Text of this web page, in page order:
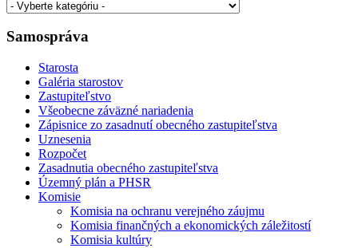
Samospráva
Starosta
Galéria starostov
Zastupiteľstvo
Všeobecne záväzné nariadenia
Zápisnice zo zasadnutí obecného zastupiteľstva
Uznesenia
Rozpočet
Zasadnutia obecného zastupiteľstva
Územný plán a PHSR
Komisie
Komisia na ochranu verejného záujmu
Komisia finančných a ekonomických záležitostí
Komisia kultúry